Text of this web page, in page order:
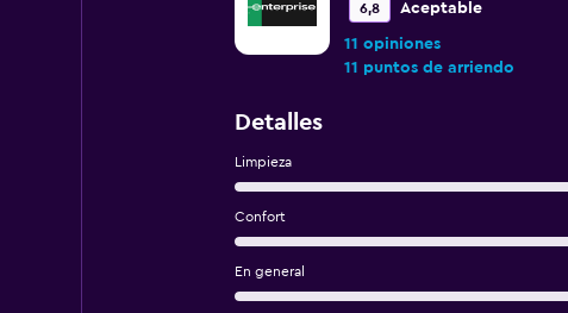
6,8 Aceptable
11 opiniones
11 puntos de arriendo
Detalles
Limpieza
Confort
En general